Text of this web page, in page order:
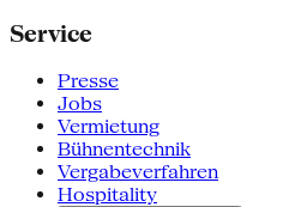
Service
Presse
Jobs
Vermietung
Bühnentechnik
Vergabeverfahren
Hospitality